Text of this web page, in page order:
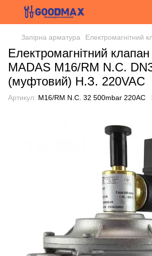
Запірна арматура Електромагнітний
Електромагнітний клапан
MADAS M16/RM N.C.
(муфтовий) Н.З. 220VAC
Артикул: M16/RM N.C. 32 500mbar 220AC